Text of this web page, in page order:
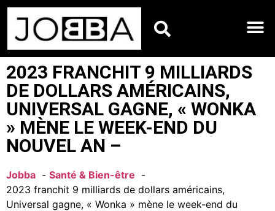
2023 FRANCHIT 9 MILLIARDS
DE DOLLARS AMÉRICAINS,
UNIVERSAL GAGNE, « WONKA
» MÈNE LE WEEK-END DU
NOUVEL AN –
Jobba
Santé & Bien-être
2023 franchit 9 milliards de dollars américains,
Universal gagne, « Wonka » mène le week-end du